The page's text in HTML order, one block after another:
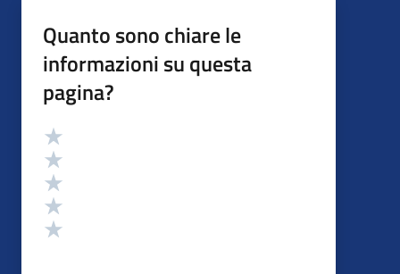
Quanto sono chiare le
informazioni su questa
pagina?
Valutazione